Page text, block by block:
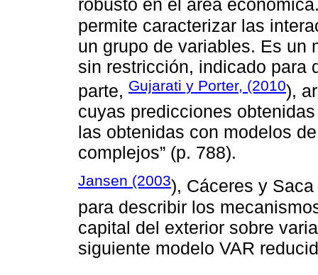
robusto en el área
permite caracterizar las
un grupo de variables. Es un
sin restricción, indicado para
parte, Gujarati y Porter, (2010),
cuyas predicciones
las obtenidas con modelos
complejos” (p. 788).
Jansen (2003), Cáceres y
para describir los
capital del exterior sobre
siguiente modelo VAR